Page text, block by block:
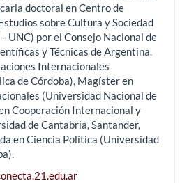
doctoral en Centro de
sobre Cultura y Sociedad
UNC) por el Consejo Nacional de
y Técnicas de Argentina.
Internacionales
de Córdoba), Magíster en
(Universidad Nacional de
Cooperación Internacional y
de Cantabria, Santander,
en Ciencia Política (Universidad